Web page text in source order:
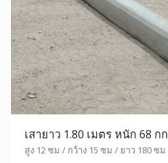
เสายาว 1.80 เมตร หนัก 68 กก
สูง 12 ซม / กว้าง 15 ซม / ยาว 180 ซม